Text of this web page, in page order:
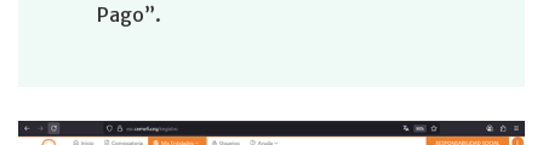
Pago”.